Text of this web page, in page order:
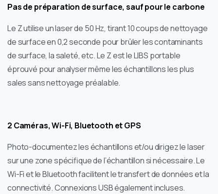
Pas de préparation de surface, sauf pour le carbone
Le Z utilise un laser de 50 Hz, tirant 10 coups de nettoyage
de surface en 0,2 seconde pour brûler les contaminants
de surface, la saleté, etc. Le Z est le LIBS portable
éprouvé pour analyser même les échantillons les plus
sales sans nettoyage préalable.
2 Caméras, Wi-Fi, Bluetooth et GPS
Photo-documentez les échantillons et/ou dirigez le laser
sur une zone spécifique de l’échantillon si nécessaire. Le
Wi-Fi et le Bluetooth facilitent le transfert de données et la
connectivité. Connexions USB également incluses.